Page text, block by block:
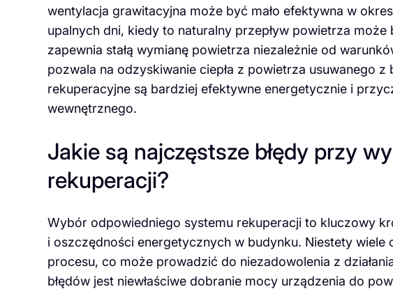
wentylacja grawitacyjna może być mało efektywna w
upalnych dni, kiedy to naturalny przepływ powietrza
zapewnia stałą wymianę powietrza niezależnie od
pozwala na odzyskiwanie ciepła z powietrza usuwanego
rekuperacyjne są bardziej efektywne energetycznie i
wewnętrznego.
Jakie są najczęstsze błędy przy
rekuperacji?
Wybór odpowiedniego systemu rekuperacji to kluczowy
i oszczędności energetycznych w budynku. Niestety wiele
procesu, co może prowadzić do niezadowolenia z
błędów jest niewłaściwe dobranie mocy urządzenia do